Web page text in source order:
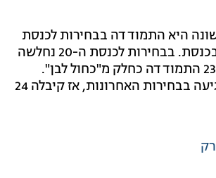
לפיד. לראשונה היא התמודדה בבחירות לכנסת
ה-19, זכתה להישג של 19 מנדטים והייתה למפלגה השנייה בגודלה בכנסת. בבחירות לכנסת ה-20 נחלשה
ל-11 מנדטים, והחל מהבחירות לכנסת ה-21 ועד לבחירות לכנסת ה-23 התמודדה כחלק מ"כחול לבן".
בבחירות לכנסת ה-24 זכתה המפלגה ב-17 מנדטים, ולשיא כוחה הגיעה בבחירות האחרונות, אז קיבלה 24